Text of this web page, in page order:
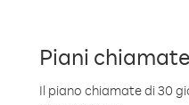
Piani
Il piano chiamate di 30